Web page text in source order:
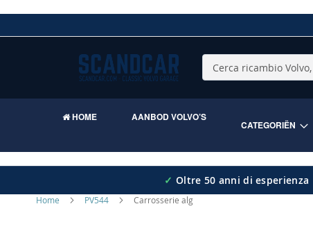
to
Cerca
HOME AANBOD VOLVO’S
CATEGORIËN
✓ Oltre 50 anni di esperienza
Home PV544 Carrosserie alg